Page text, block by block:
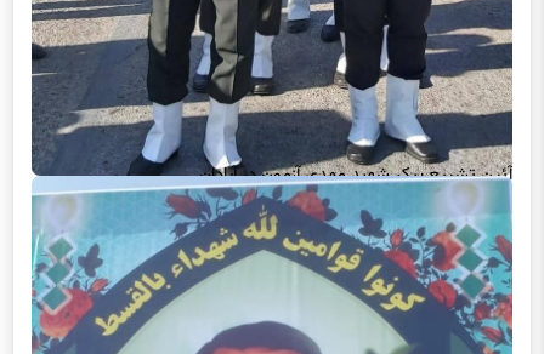
آئین تشییع پیکر شهید مهدی آزمون در آبادان